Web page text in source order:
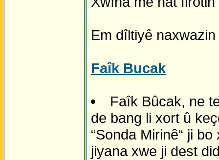
Em dîltiyê
Faîk Bucak
Faîk Bûcak, ne
de bang li xort û
“Sonda Mirinê“ ji
jiyana xwe ji dest